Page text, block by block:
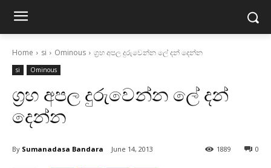
Home si Ominous ග්‍රහ අපල දුරුවෙන්න ලේ දන් දෙන්න
si Ominous
ග්‍රහ අපල දුරුවෙන්න ලේ දන්
දෙන්න
By Sumanadasa Bandara June 14, 2013 0
1889